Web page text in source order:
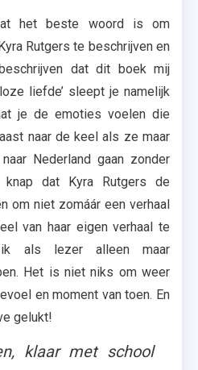
het beste woord is om
Rutgers te beschrijven en
dat dit boek mij
liefde’ sleept je namelijk
je de emoties voelen die
naar de keel als ze maar
Nederland gaan zonder
dat Kyra Rutgers de
om niet zomáár een verhaal
van haar eigen verhaal te
als lezer alleen maar
Het is niet niks om weer
en moment van toen. En
gelukt!
klaar met school